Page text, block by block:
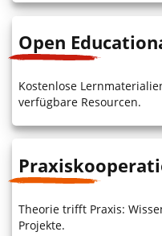
Open
Kostenlose
verfügbare Resourcen.
Theorie trifft Praxis:
Projekte.